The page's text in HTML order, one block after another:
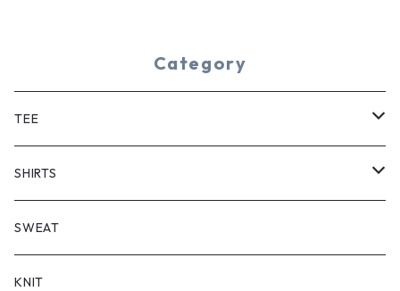
Category
TEE
SHORT SLEEVE
LONG SLEEVE
SHIRTS
SHORT SLEEVE
LONG SLEEVE
SWEAT
KNIT